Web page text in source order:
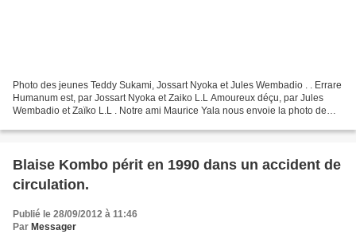
Photo des jeunes Teddy Sukami, Jossart Nyoka et Jules Wembadio . . Errare
Humanum est, par Jossart Nyoka et Zaiko L.L Amoureux déçu, par Jules
Wembadio et Zaïko L.L . Notre ami Maurice Yala nous envoie la photo de
Blaise Kombo périt en 1990 dans un accident de
circulation.
Publié le 28/09/2012 à 11:46
Par Messager